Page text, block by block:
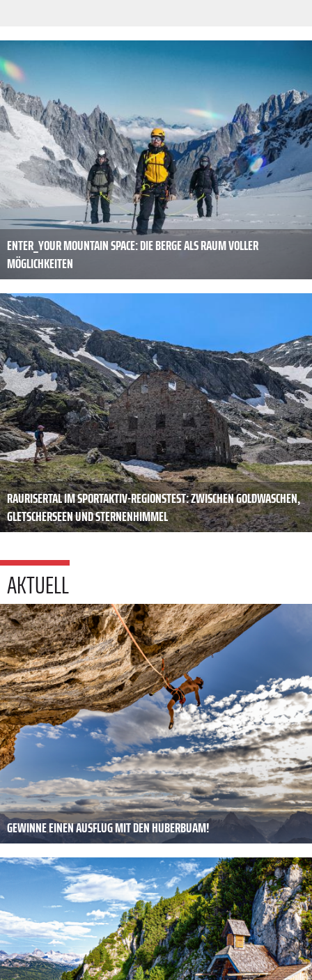
ENTER_YOUR MOUNTAIN SPACE: DIE BERGE ALS RAUM VOLLER
MÖGLICHKEITEN
RAURISERTAL IM SPORTAKTIV-REGIONSTEST: ZWISCHEN GOLDWASCHEN,
GLETSCHERSEEN UND STERNENHIMMEL
AKTUELL
GEWINNE EINEN AUSFLUG MIT DEN HUBERBUAM!